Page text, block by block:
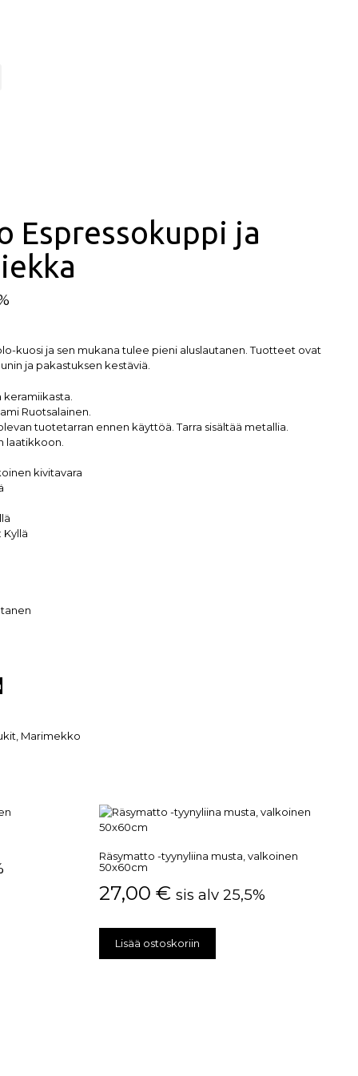
Espressokuppi ja
kuosi ja sen mukana tulee pieni aluslautanen. Tuotteet ovat
ja pakastuksen kestäviä.
Ruotsalainen.
tuotetarran ennen käyttöä. Tarra sisältää metallia.
laatikkoon.
kivitavara
Kyllä
Marimekko
Räsymatto -tyynyliina musta, valkoinen
50x60cm
27,00€ sis alv 25,5%
Lisää ostoskoriin